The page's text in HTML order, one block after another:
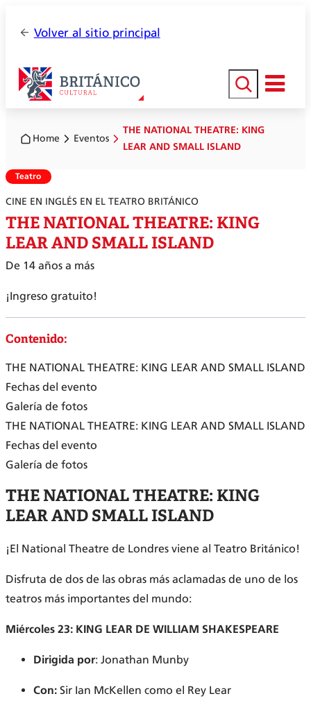
Volver al sitio principal
Buscar
Home Eventos
THE NATIONAL THEATRE: KING
LEAR AND SMALL ISLAND
Teatro
CINE EN INGLÉS EN EL TEATRO BRITÁNICO
THE NATIONAL THEATRE: KING
LEAR AND SMALL ISLAND
De 14 años a más
¡Ingreso gratuito!
Contenido:
THE NATIONAL THEATRE: KING LEAR AND SMALL ISLAND
Fechas del evento
Galería de fotos
THE NATIONAL THEATRE: KING LEAR AND SMALL ISLAND
Fechas del evento
Galería de fotos
THE NATIONAL THEATRE: KING
LEAR AND SMALL ISLAND
¡El National Theatre de Londres viene al Teatro Británico!
Disfruta de dos de las obras más aclamadas de uno de los
teatros más importantes del mundo:
Miércoles 23: KING LEAR DE WILLIAM SHAKESPEARE
Dirigida por: Jonathan Munby
Con: Sir Ian McKellen como el Rey Lear